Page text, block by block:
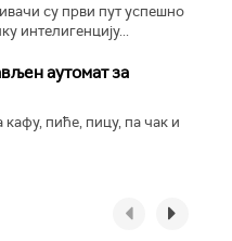
су први пут успешно
интелигенцију...
аутомат за
кафу, пиће, пицу, па чак и